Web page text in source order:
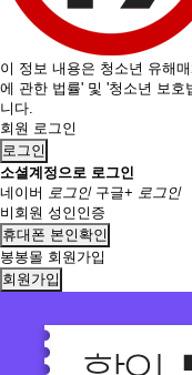
이 정보 내용은 청소년 유해
에 관한 법률' 및 '청소년 보호
니다.
회원 로그인
로그인
소셜계정으로 로그인
네이버 로그인 구글+ 로그인
비회원 성인인증
휴대폰 본인확인
봉봉몰 회원가입
회원가입